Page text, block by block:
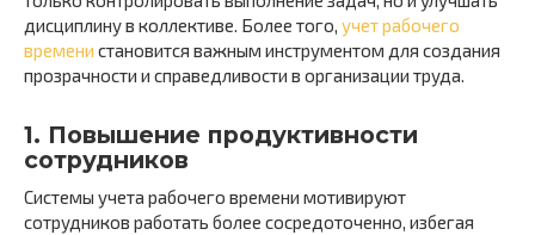
дисциплину в коллективе. Более того, учет рабочего
времени становится важным инструментом для создания
прозрачности и справедливости в организации труда.
1. Повышение продуктивности
сотрудников
Системы учета рабочего времени мотивируют
сотрудников работать более сосредоточенно, избегая